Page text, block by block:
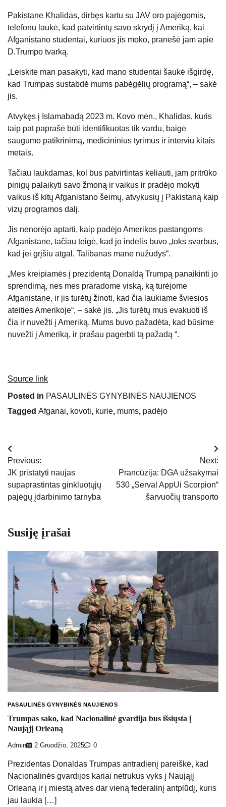
Pakistane Khalidas, dirbęs kartu su JAV oro pajėgomis,
telefonu laukė, kad patvirtintų savo skrydį į Ameriką, kai
Afganistano studentai, kuriuos jis moko, pranešė jam apie
D.Trumpo tvarką.
„Leiskite man pasakyti, kad mano studentai šaukė išgirdę,
kad Trumpas sustabdė mums pabėgėlių programą“, – sakė
jis.
Atvykęs į Islamabadą 2023 m. Kovo mėn., Khalidas, kuris
taip pat paprašė būti identifikuotas tik vardu, baigė
saugumo patikrinimą, medicininius tyrimus ir interviu kitais
metais.
Tačiau laukdamas, kol bus patvirtintas keliauti, jam pritrūko
pinigų palaikyti savo žmoną ir vaikus ir pradėjo mokyti
vaikus iš kitų Afganistano šeimų, atvykusių į Pakistaną kaip
vizų programos dalį.
Jis nenorėjo aptarti, kaip padėjo Amerikos pastangoms
Afganistane, tačiau teigė, kad jo indėlis buvo „toks svarbus,
kad jei grįšiu atgal, Talibanas mane nužudys“.
„Mes kreipiamės į prezidentą Donaldą Trumpą panaikinti jo
sprendimą, nes mes praradome viską, ką turėjome
Afganistane, ir jis turėtų žinoti, kad čia laukiame šviesios
ateities Amerikoje“, – sakė jis. „Jis turėtų mus evakuoti iš
čia ir nuvežti į Ameriką. Mums buvo pažadėta, kad būsime
nuvežti į Ameriką, ir prašau pagerbti tą pažadą “.
Source link
Posted in PASAULINĖS GYNYBINĖS NAUJIENOS
Tagged Afganai, kovoti, kurie, mums, padėjo
Navigacija
tarp
įrašų
Previous:
JK pristatyti naujas
supaprastintas ginkluotųjų
pajėgų įdarbinimo tarnyba
Next:
Prancūzija: DGA užsakymai
530 „Serval AppUi Scorpion“
šarvuočių transporto
Susiję įrašai
PASAULINĖS GYNYBINĖS NAUJIENOS
Trumpas sako, kad Nacionalinė gvardija bus išsiųsta į
Naująjį Orleaną
Admin 2 Gruodžio, 2025 0
Prezidentas Donaldas Trumpas antradienį pareiškė, kad
Nacionalinės gvardijos kariai netrukus vyks į Naująjį
Orleaną ir į miestą atves dar vieną federalinį antplūdį, kuris
jau laukia […]